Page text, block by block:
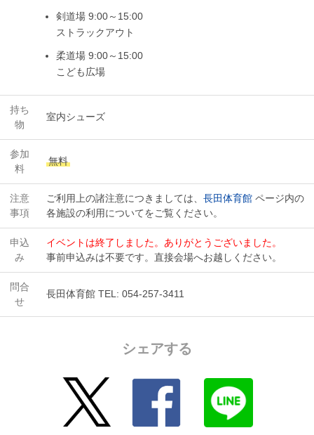
剣道場 9:00～15:00
ストラックアウト
柔道場 9:00～15:00
こども広場
持ち
物
室内シューズ
参加
料
無料
注意
事項
ご利用上の諸注意につきましては、 長田体育館 ページ内の
各施設の利用についてをご覧ください。
申込
み
イベントは終了しました。ありがとうございました。
事前申込みは不要です。直接会場へお越しください。
問合
せ
長田体育館 TEL: 054-257-3411
シェアする